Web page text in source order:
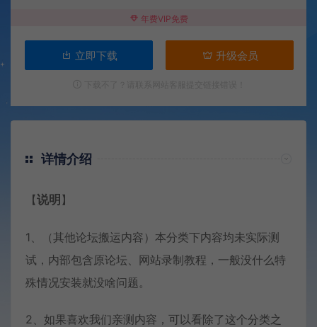
年费VIP免费
立即下载 升级会员
详情介绍
【说明 】
1、（其他论坛搬运内容）本分类下内容均未实际测
试，内部包含原论坛、网站录制教程，一般没什么特
殊情况安装就没啥问题。
2、如果喜欢我们亲测内容，可以看除了这个分类之